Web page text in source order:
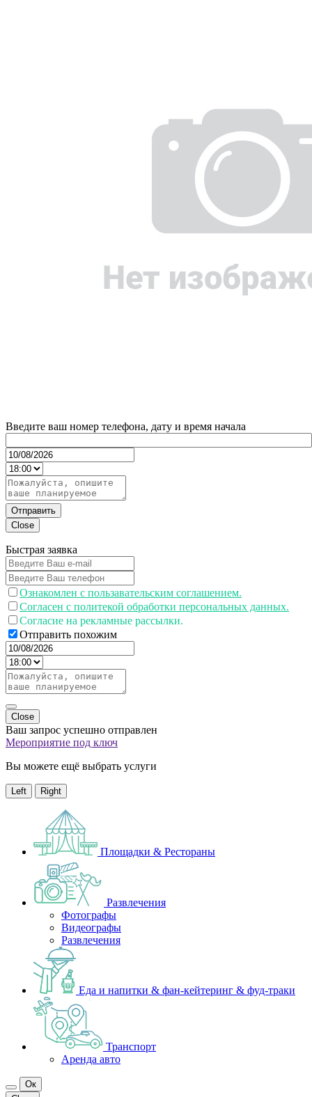
Введите ваш номер телефона, дату и время начала
Отправить
Close
Быстрая заявка
Ознакомлен с пользавательским соглашением.
Согласен с политекой обработки персональных данных.
Согласие на рекламные рассылки.
Отправить похожим
Close
Ваш запрос успешно отправлен
Мероприятие под ключ
Вы можете ещё выбрать услуги
Left Right
Площадки & Рестораны
Развлечения
Фотографы
Видеографы
Развлечения
Еда и напитки & фан-кейтеринг & фуд-траки
Транспорт
Аренда авто
Ок